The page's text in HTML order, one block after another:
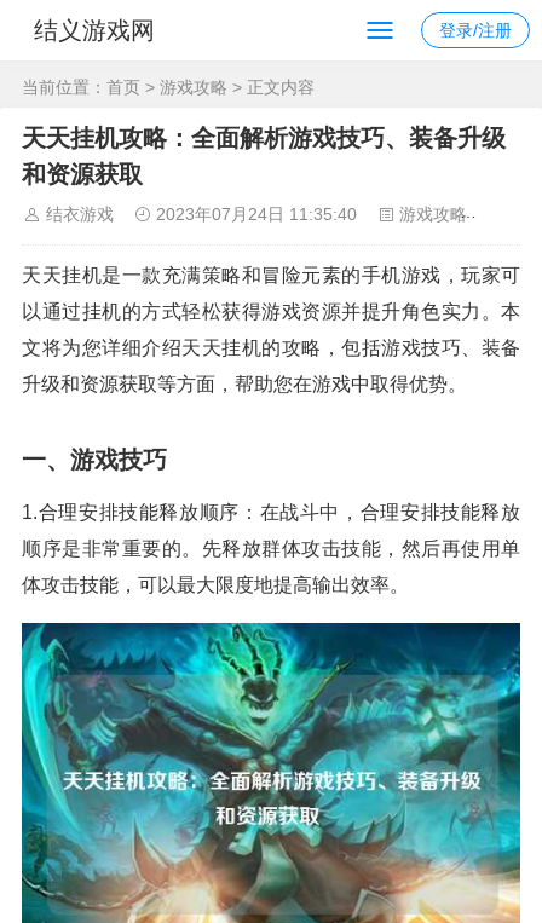
结义游戏网 登录/注册
当前位置： 首页 > 游戏攻略 > 正文内容
天天挂机攻略：全面解析游戏技巧、装备升级
和资源获取
结衣游戏 2023年07月24日 11:35:40 游戏攻略
天天挂机是一款充满策略和冒险元素的手机游戏，玩家可
以通过挂机的方式轻松获得游戏资源并提升角色实力。本
文将为您详细介绍天天挂机的攻略，包括游戏技巧、装备
升级和资源获取等方面，帮助您在游戏中取得优势。
一、游戏技巧
1.合理安排技能释放顺序：在战斗中，合理安排技能释放
顺序是非常重要的。先释放群体攻击技能，然后再使用单
体攻击技能，可以最大限度地提高输出效率。